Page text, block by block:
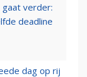
gaat verder:
deadline
dag op rij